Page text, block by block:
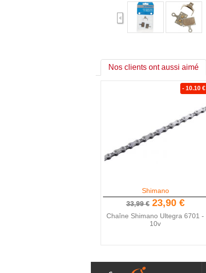
Nos clients ont aussi aimé
- 10.10 €
Shimano
33,99 € 23,90 €
Chaîne Shimano Ultegra 6701 -
10v